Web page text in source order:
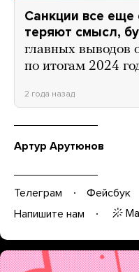
Санкции все еще
теряют смысл,
главных выводов
по итогам 2024
2 года назад
Артур Арутюнов
Телеграм Фейсбук
Напишите нам